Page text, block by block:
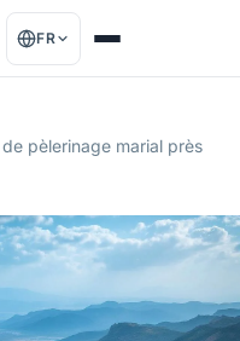
FR
pèlerinage marial près